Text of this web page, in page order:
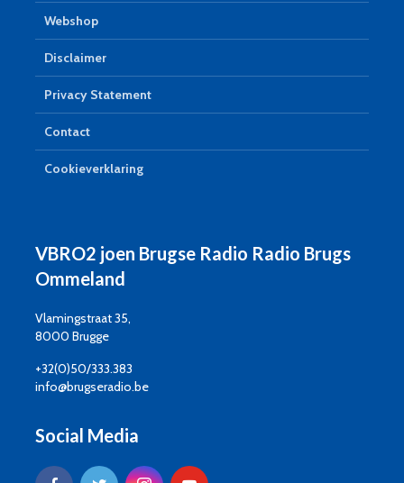
Webshop
Disclaimer
Privacy Statement
Contact
Cookieverklaring
VBRO2 joen Brugse Radio Radio Brugs
Ommeland
Vlamingstraat 35,
8000 Brugge
+32(0)50/333.383
info@brugseradio.be
Social Media